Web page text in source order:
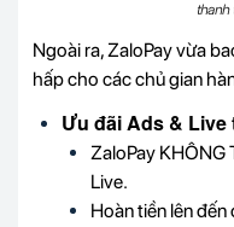
thanh
Ngoài ra, ZaloPay vừa
hấp cho các chủ gian
Ưu đãi Ads & Live
ZaloPay KHÔNG
Live.
Hoàn tiền lên